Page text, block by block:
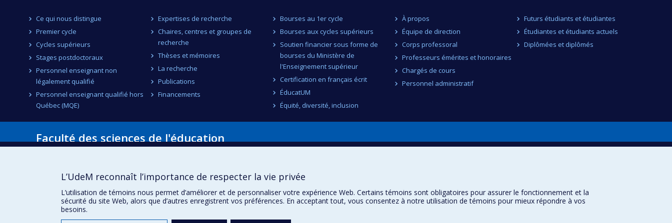
Ce qui nous distingue
Premier cycle
Cycles supérieurs
Stages postdoctoraux
Personnel enseignant non
légalement qualifié
Personnel enseignant qualifié hors
Québec (MQE)
Expertises de recherche
Chaires, centres et groupes de
recherche
Thèses et mémoires
La recherche
Publications
Financements
Bourses au 1er cycle
Bourses aux cycles supérieurs
Soutien financier sous forme de
bourses du Ministère de
l'Enseignement supérieur
Certification en français écrit
ÉducatUM
Équité, diversité, inclusion
À propos
Équipe de direction
Corps professoral
Professeurs émérites et honoraires
Chargés de cours
Personnel administratif
Futurs étudiants et étudiantes
Étudiantes et étudiants actuels
Diplômées et diplômés
Faculté des sciences de l'éducation
Montréal (Québec) H2V 2S9
L’UdeM reconnaît l’importance de respecter la vie privée
L’utilisation de témoins nous permet d’améliorer et de personnaliser votre expérience Web. Certains témoins sont obligatoires pour assurer le fonctionnement et la
sécurité du site Web, alors que d’autres enregistrent vos préférences. En acceptant tout, vous consentez à notre utilisation de témoins pour mieux répondre à vos
besoins.